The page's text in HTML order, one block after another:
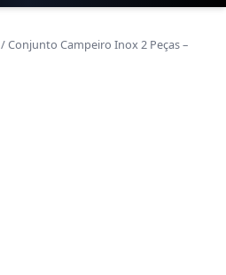
/ Conjunto Campeiro Inox 2 Peças –